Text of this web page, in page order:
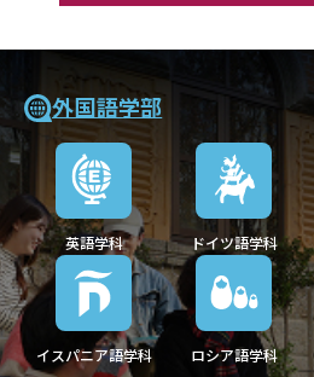
外国語学部
英語学科 ドイツ語学科
イスパニア語学科 ロシア語学科